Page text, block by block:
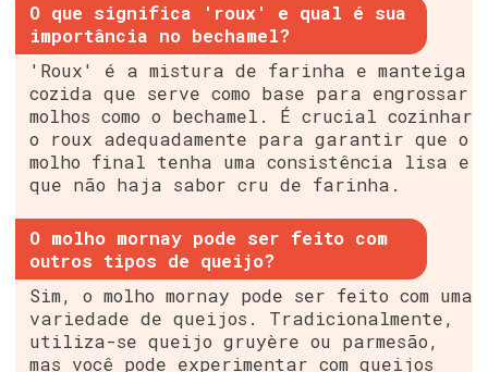
O que significa 'roux' e qual é sua
importância no bechamel?
'Roux' é a mistura de farinha e manteiga
cozida que serve como base para engrossar
molhos como o bechamel. É crucial cozinhar
o roux adequadamente para garantir que o
molho final tenha uma consistência lisa e
que não haja sabor cru de farinha.
O molho mornay pode ser feito com
outros tipos de queijo?
Sim, o molho mornay pode ser feito com uma
variedade de queijos. Tradicionalmente,
utiliza-se queijo gruyère ou parmesão,
mas você pode experimentar com queijos